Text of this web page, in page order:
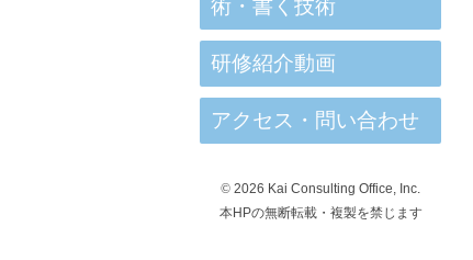
術・書く技術
研修紹介動画
アクセス・問い合わせ
© 2026 Kai Consulting Office, Inc.
本HPの無断転載・複製を禁じます